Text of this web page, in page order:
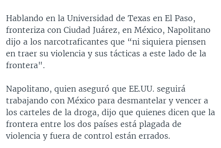
FORO [RADIO]
DEPORTIVO INTERNACIONAL
NOTA ECONÓMICA
Idiomas
Hablando en la Universidad de Texas en El Paso,
fronteriza con Ciudad Juárez, en México, Napolitano
dijo a los narcotraficantes que “ni siquiera piensen
en traer su violencia y sus tácticas a este lado de la
frontera".
Napolitano, quien aseguró que EE.UU. seguirá
trabajando con México para desmantelar y vencer a
los carteles de la droga, dijo que quienes dicen que la
frontera entre los dos países está plagada de
violencia y fuera de control están errados.